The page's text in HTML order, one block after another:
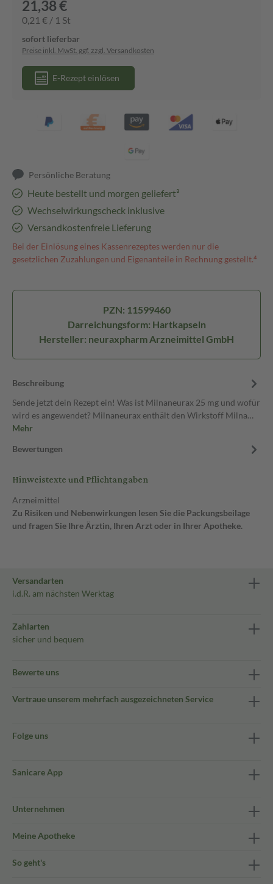
21,38 €
0,21 € / 1 St
sofort lieferbar
Preise inkl. MwSt. ggf. zzgl. Versandkosten
E-Rezept einlösen
Persönliche Beratung
Heute bestellt und morgen geliefert³
Wechselwirkungscheck inklusive
Versandkostenfreie Lieferung
Bei der Einlösung eines Kassenrezeptes werden nur die
gesetzlichen Zuzahlungen und Eigenanteile in Rechnung gestellt.⁴
PZN: 11599460
Darreichungsform: Hartkapseln
Hersteller: neuraxpharm Arzneimittel GmbH
Beschreibung
Sende jetzt dein Rezept ein! Was ist Milnaneurax 25 mg und wofür
wird es angewendet? Milnaneurax enthält den Wirkstoff Milna…
Mehr
Bewertungen
Hinweistexte und Pflichtangaben
Arzneimittel
Zu Risiken und Nebenwirkungen lesen Sie die Packungsbeilage
und fragen Sie Ihre Ärztin, Ihren Arzt oder in Ihrer Apotheke.
Versandarten
i.d.R. am nächsten Werktag
Zahlarten
sicher und bequem
Bewerte uns
Vertraue unserem mehrfach ausgezeichneten Service
Folge uns
Sanicare App
Unternehmen
Meine Apotheke
So geht's